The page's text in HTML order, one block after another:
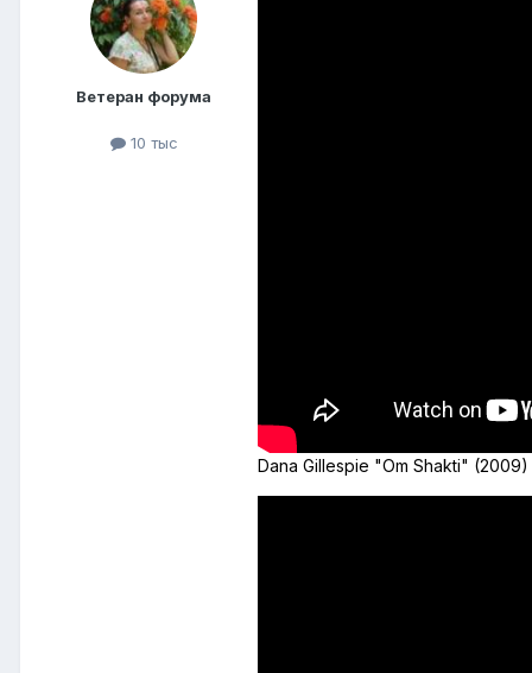
Ветеран форума
10 тыс
Dana Gillespie "Om Shakti" (2009)